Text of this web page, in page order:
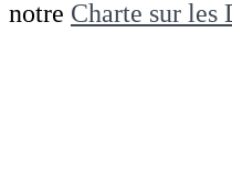
notre Charte sur les